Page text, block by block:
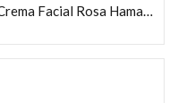
Crema Facial Rosa Hamamelis 50G